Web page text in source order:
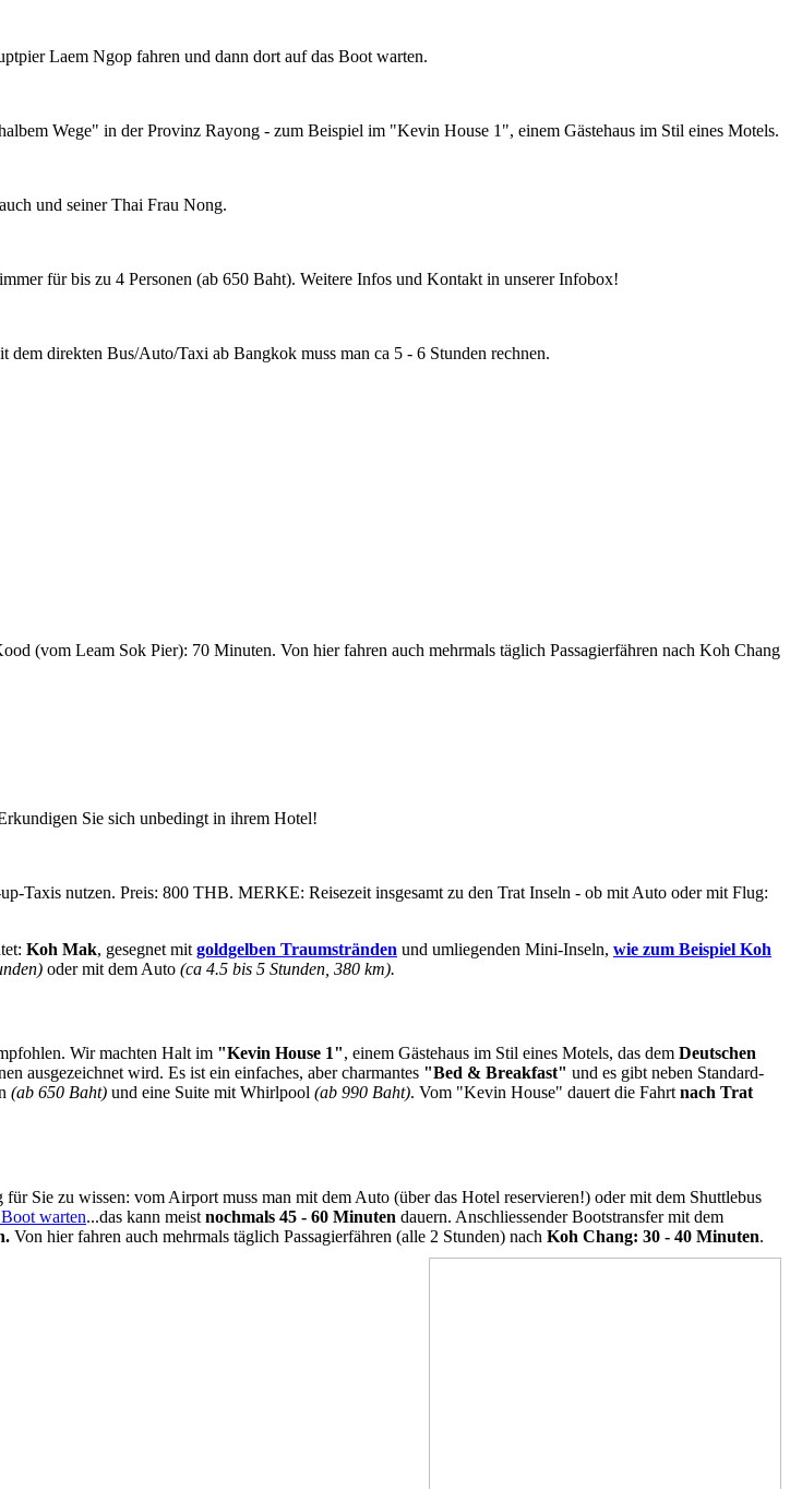
Laem Ngop fahren und dann dort auf das Boot warten.
Wege" in der Provinz Rayong - zum Beispiel im "Kevin House 1", einem Gästehaus im Stil eines Motels.
und seiner Thai Frau Nong.
für bis zu 4 Personen (ab 650 Baht). Weitere Infos und Kontakt in unserer Infobox!
direkten Bus/Auto/Taxi ab Bangkok muss man ca 5 - 6 Stunden rechnen.
(vom Leam Sok Pier): 70 Minuten. Von hier fahren auch mehrmals täglich Passagierfähren nach Koh Chang
Sie sich unbedingt in ihrem Hotel!
Taxis nutzen. Preis: 800 THB. MERKE: Reisezeit insgesamt zu den Trat Inseln - ob mit Auto oder mit Flug:
Koh Mak, gesegnet mit goldgelben Traumstränden und umliegenden Mini-Inseln, wie zum Beispiel Koh
oder mit dem Auto (ca 4.5 bis 5 Stunden, 380 km).
Wir machten Halt im "Kevin House 1", einem Gästehaus im Stil eines Motels, das dem Deutschen
ausgezeichnet wird. Es ist ein einfaches, aber charmantes "Bed & Breakfast" und es gibt neben Standard-
(ab 650 Baht) und eine Suite mit Whirlpool (ab 990 Baht). Vom "Kevin House" dauert die Fahrt nach Trat
für Sie zu wissen: vom Airport muss man mit dem Auto (über das Hotel reservieren!) oder mit dem Shuttlebus
warten...das kann meist nochmals 45 - 60 Minuten dauern. Anschliessender Bootstransfer mit dem
Von hier fahren auch mehrmals täglich Passagierfähren (alle 2 Stunden) nach Koh Chang: 30 - 40 Minuten.